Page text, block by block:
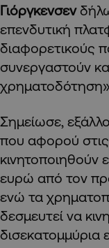
Γιόργκενσεν
επενδυτική
διαφορετικούς
συνεργαστούν
χρηματοδότηση».
Σημείωσε,
που αφορού
κινητοποιηθούν
ευρώ από τον
ενώ τα
δεσμευτεί να